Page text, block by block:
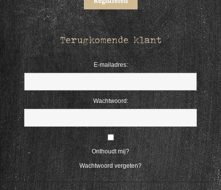
Terugkomende klant
E-mailadres:
Wachtwoord:
Onthoudt mij?
Wachtwoord vergeten?